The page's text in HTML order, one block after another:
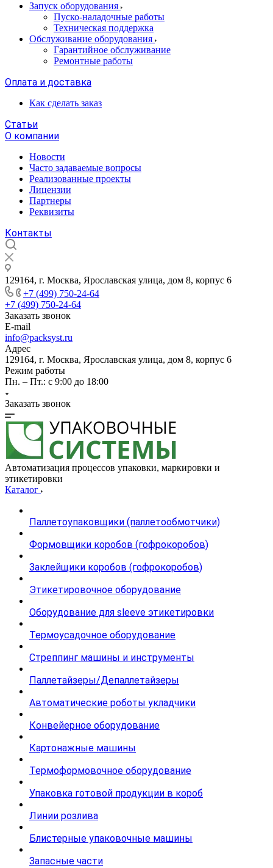
Запуск оборудования
Пуско-наладочные работы
Техническая поддержка
Обслуживание оборудования
Гарантийное обслуживание
Ремонтные работы
Оплата и доставка
Как сделать заказ
Статьи
О компании
Новости
Часто задаваемые вопросы
Реализованные проекты
Лицензии
Партнеры
Реквизиты
Контакты
129164, г. Москва, Ярославская улица, дом 8, корпус 6
+7 (499) 750-24-64
+7 (499) 750-24-64
Заказать звонок
E-mail
info@packsyst.ru
Адрес
129164, г. Москва, Ярославская улица, дом 8, корпус 6
Режим работы
Пн. – Пт.: с 9:00 до 18:00
Заказать звонок
Автоматизация процессов упаковки, маркировки и
этикетировки
Каталог
Паллетоупаковщики (паллетообмотчики)
Формовщики коробов (гофрокоробов)
Заклейщики коробов (гофрокоробов)
Этикетировочное оборудование
Оборудование для sleeve этикетировки
Термоусадочное оборудование
Стреппинг машины и инструменты
Паллетайзеры/Депаллетайзеры
Автоматические роботы укладчики
Конвейерное оборудование
Картонажные машины
Термоформовочное оборудование
Упаковка готовой продукции в короб
Линии розлива
Блистерные упаковочные машины
Запасные части